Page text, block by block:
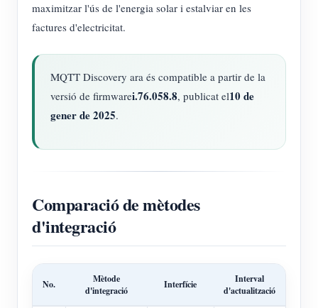
maximitzar l'ús de l'energia solar i estalviar en les
factures d'electricitat.
MQTT Discovery ara és compatible a partir de la
versió de firmwarei.76.058.8, publicat el10 de
gener de 2025.
Comparació de mètodes
d'integració
No.
Mètode
d'integració
Interfície
Interval
d'actualització